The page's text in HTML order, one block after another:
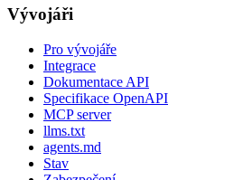
Vývojáři
Pro vývojáře
Integrace
Dokumentace API
Specifikace OpenAPI
MCP server
llms.txt
agents.md
Stav